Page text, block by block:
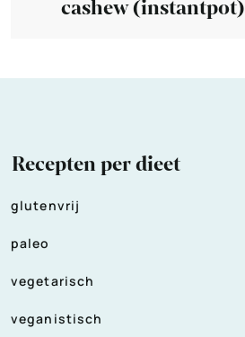
cashew (instantpot)
Recepten per dieet
glutenvrij
paleo
vegetarisch
veganistisch